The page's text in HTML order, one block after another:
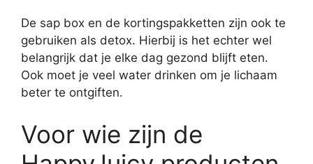
De sap box en de kortingspakketten zijn ook te
gebruiken als detox. Hierbij is het echter wel
belangrijk dat je elke dag gezond blijft eten.
Ook moet je veel water drinken om je lichaam
beter te ontgiften.
Voor wie zijn de